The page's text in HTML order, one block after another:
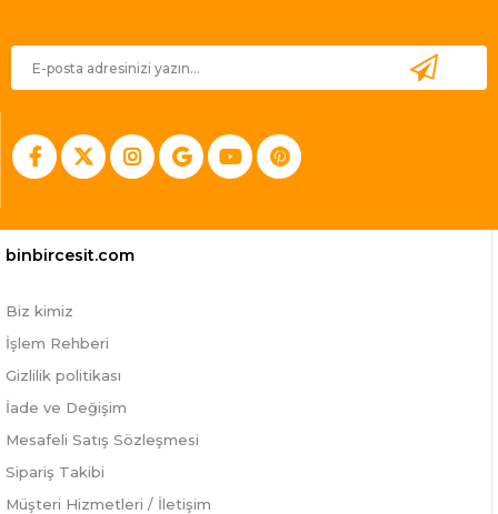
binbircesit.com
Biz kimiz
İşlem Rehberi
Gizlilik politikası
İade ve Değişim
Mesafeli Satış Sözleşmesi
Sipariş Takibi
Müşteri Hizmetleri / İletişim